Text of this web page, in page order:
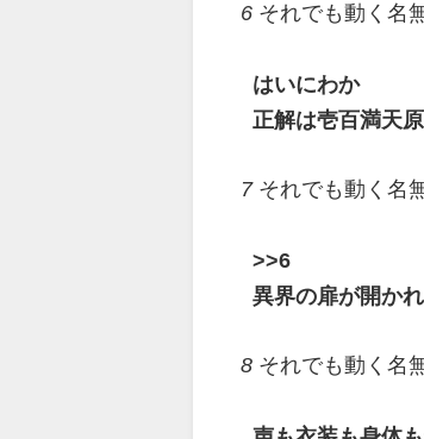
6 それでも動く名
はいにわか
正解は壱百満天
7 それでも動く名
>>6
異界の扉が開か
8 それでも動く名